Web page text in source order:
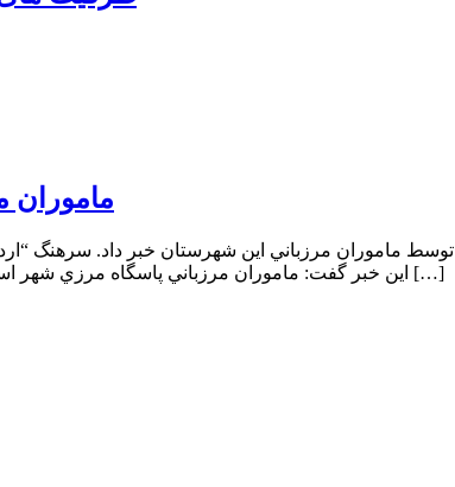
ماموران
فرمانده هنگ مرزي پارس آباد از دستگيري سارق متواري خودروي پ‍‍ژو 206 توسط ماموران
اين خبر گفت: ماموران مرزباني پاسگاه مرزي شهر اسلام آباد پس از دريافت خبر از مركز فوريتهاي پليسي 110 مبني بر سرقت […]